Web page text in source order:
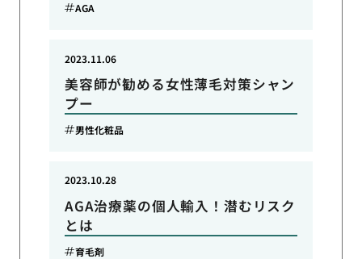
AGA
美容師が勧める女性薄毛対策シャン
プー
2023.11.06
男性化粧品
AGA治療薬の個人輸入！潜むリスク
とは
2023.10.28
育毛剤